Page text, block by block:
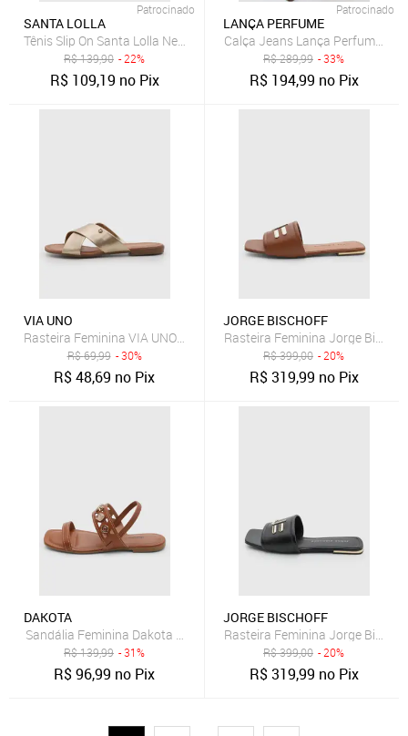
Patrocinado
SANTA LOLLA
Tênis Slip On Santa Lolla New Preto
R$139,90 - 22%
R$ 109,19 no Pix
Patrocinado
LANÇA PERFUME
Calça Jeans Lança Perfume
R$289,99 - 33%
R$ 194,99 no Pix
VIA UNO
Rasteira Feminina VIA UNO Tiras Cruzadas Dourada
R$69,99 - 30%
R$48,69 no Pix
JORGE BISCHOFF
Rasteira Feminina Jorge
R$399,00 - 20%
R$319,99 no Pix
DAKOTA
Sandália Feminina Dakota Tiras Marrom
R$139,99 - 31%
R$96,99 no Pix
JORGE BISCHOFF
Rasteira Feminina Jorge
R$399,00 - 20%
R$319,99 no Pix